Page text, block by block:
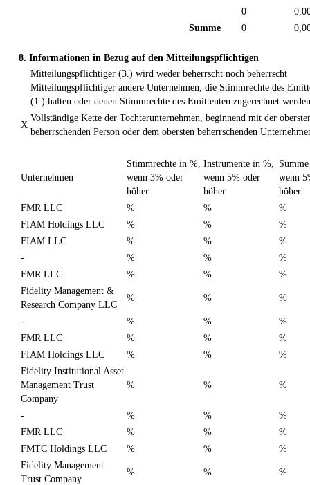
0
Summe
0
8. Informationen in Bezug auf den Mitteilungspflichtigen
Mitteilungspflichtiger (3.) wird weder beherrscht noch beherrscht
Mitteilungspflichtiger andere Unternehmen, die Stimmrechte des
(1.) halten oder denen Stimmrechte des Emittenten zugerechnet
X
Vollständige Kette der Tochterunternehmen, beginnend mit der
beherrschenden Person oder dem obersten beherrschenden
Unternehmen
Stimmrechte in %,
wenn 3% oder
höher
Instrumente in %,
wenn 5% oder
höher
wenn
höher
FMR LLC
% %
%
FIAM Holdings LLC
% %
%
FIAM LLC
% %
%
-
% %
%
FMR LLC
% %
%
Fidelity Management &
Research Company LLC
% % %
- % %
%
FMR LLC
% %
%
FIAM Holdings LLC
% %
%
Fidelity Institutional Asset
Management Trust
Company
% % %
- % %
%
FMR LLC
% %
%
FMTC Holdings LLC
% %
%
Fidelity Management
Trust Company
% % %